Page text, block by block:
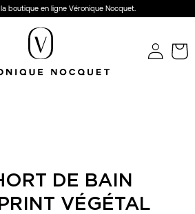
boutique en ligne Véronique Nocquet.
DE BAIN
VÉGÉTAL